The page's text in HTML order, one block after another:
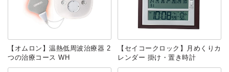
【オムロン】温熱低周波治療器 2
つの治療コース WH
【セイコークロック】月めくりカ
レンダー 掛け・置き時計